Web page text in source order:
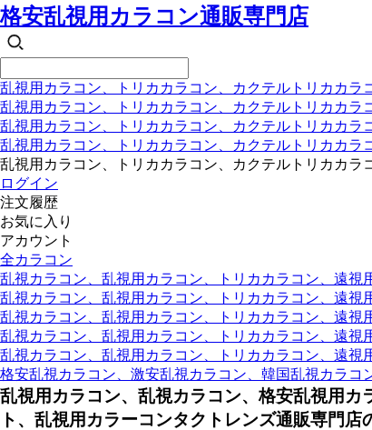
格安乱視用カラコン通販専門店
乱視用カラコン、トリカカラコン、カクテルトリカカ
乱視用カラコン、トリカカラコン、カクテルトリカカ
乱視用カラコン、トリカカラコン、カクテルトリカカ
乱視用カラコン、トリカカラコン、カクテルトリカカ
乱視用カラコン、トリカカラコン、カクテルトリカカ
ログイン
注文履歴
お気に入り
アカウント
全カラコン
乱視カラコン、乱視用カラコン、トリカカラコン、遠
乱視カラコン、乱視用カラコン、トリカカラコン、遠視
乱視カラコン、乱視用カラコン、トリカカラコン、遠
乱視カラコン、乱視用カラコン、トリカカラコン、遠
乱視カラコン、乱視用カラコン、トリカカラコン、遠視
格安乱視カラコン、激安乱視カラコン、韓国乱視カラ
乱視用カラコン、乱視カラコン、格安乱視用
ト、乱視用カラーコンタクトレンズ通販専門店